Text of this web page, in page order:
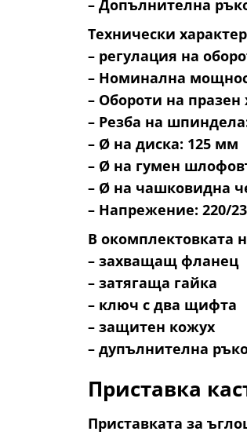
– Допълнителна
Технически
– регулация на
– Номинална
– Обороти на празен
– Резба на
– Ø на диска: 125 мм
– Ø на гумен
– Ø на чашковидна
– Напрежение: 220/
В окомплектовката
– захващащ фланец
– затягаща гайка
– ключ с два щифта
– защитен кожух
– дупълнителна
Приставка
Приставката за